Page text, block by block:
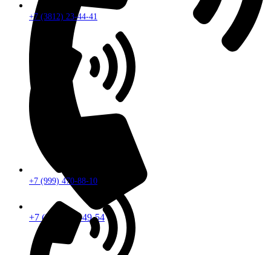
+7 (913) 672-49-54
+7 (3812) 23-44-41
+7 (999) 470-88-10